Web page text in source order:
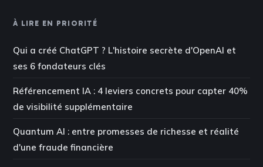
À LIRE EN PRIORITÉ
Qui a créé ChatGPT ? L'histoire secrète d'OpenAI et
ses 6 fondateurs clés
Référencement IA : 4 leviers concrets pour capter 40%
de visibilité supplémentaire
Quantum AI : entre promesses de richesse et réalité
d'une fraude financière